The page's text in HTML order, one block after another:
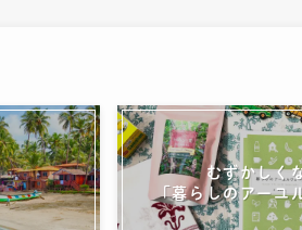
むずかしく
「暮らしのアーユ